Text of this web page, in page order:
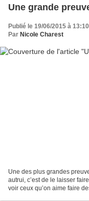
Une grande
Publié le 19/06/2015 à 13:10
Par Nicole Charest
Une des plus grandes
autrui, c’est de le laisser
voir ceux qu’on aime faire